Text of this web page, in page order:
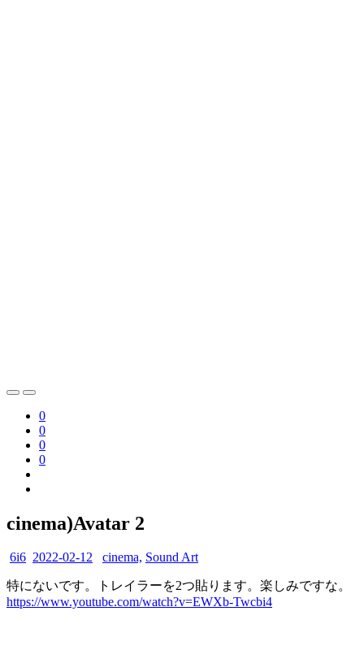
0
0
0
0
cinema)Avatar 2
6i6 2022-02-12 cinema, Sound Art
特にないです。トレイラーを2つ貼ります。楽しみですな。
https://www.youtube.com/watch?v=EWXb-Twcbi4